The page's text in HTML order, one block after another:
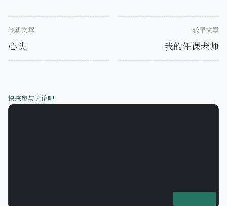
较新文章
心头
较早文章
我的任课老师
快来参与讨论吧